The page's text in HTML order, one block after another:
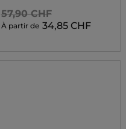
57,90 CHF
À partir de 34,85 CHF